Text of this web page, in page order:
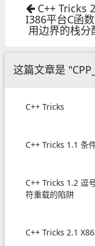
C++ Tricks
I386平台C函
用边界的栈分
这篇文章是
C++ Tricks
C++ Tricks 1.1 条
C++ Tricks 1.2 逗
符重载的陷阱
C++ Tricks 2.1